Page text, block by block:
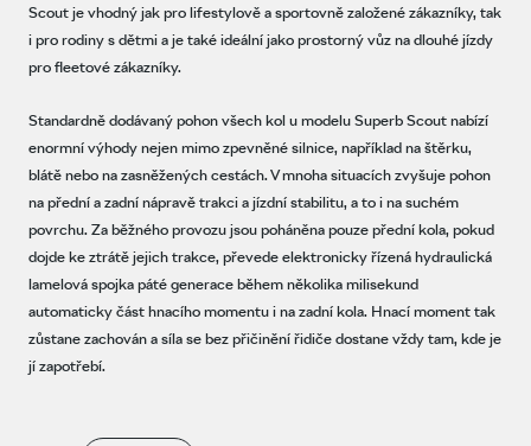
Scout je vhodný jak pro lifestylově a sportovně založené zákazníky, tak
i pro rodiny s dětmi a je také ideální jako prostorný vůz na dlouhé jízdy
pro fleetové zákazníky.
Standardně dodávaný pohon všech kol u modelu Superb Scout nabízí
enormní výhody nejen mimo zpevněné silnice, například na štěrku,
blátě nebo na zasněžených cestách. V mnoha situacích zvyšuje pohon
na přední a zadní nápravě trakci a jízdní stabilitu, a to i na suchém
povrchu. Za běžného provozu jsou poháněna pouze přední kola, pokud
dojde ke ztrátě jejich trakce, převede elektronicky řízená hydraulická
lamelová spojka páté generace během několika milisekund
automaticky část hnacího momentu i na zadní kola. Hnací moment tak
zůstane zachován a síla se bez přičinění řidiče dostane vždy tam, kde je
jí zapotřebí.